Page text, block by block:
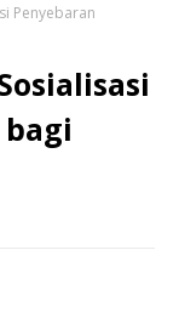
Penyebaran